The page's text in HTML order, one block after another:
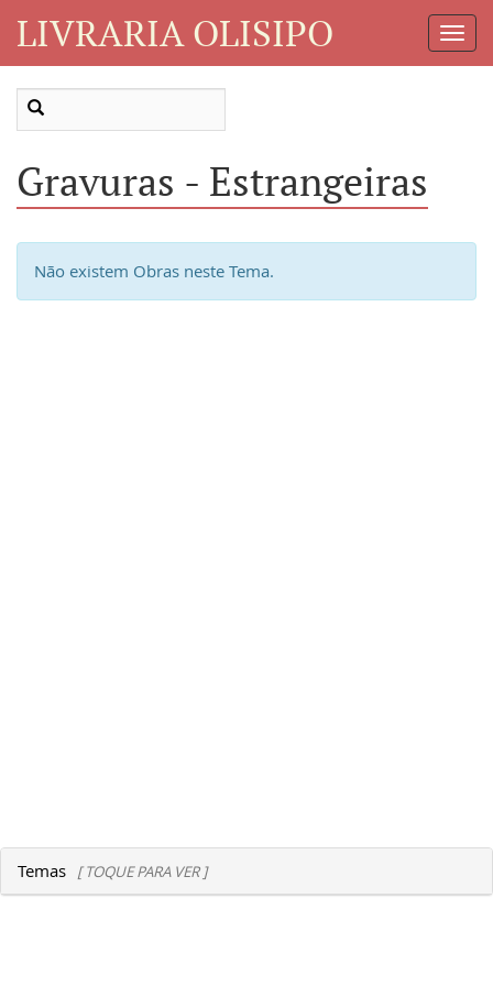
LIVRARIA OLISIPO
Gravuras - Estrangeiras
Não existem Obras neste Tema.
Temas [ TOQUE PARA VER ]